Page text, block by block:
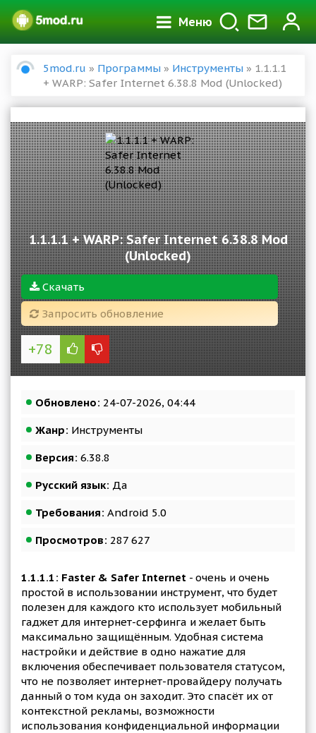
Меню
5mod.ru » Программы » Инструменты » 1.1.1.1
+ WARP: Safer Internet 6.38.8 Mod (Unlocked)
1.1.1.1 + WARP: Safer Internet 6.38.8 Mod
(Unlocked)
Скачать
Запросить обновление
+78
Обновлено: 24-07-2026, 04:44
Жанр: Инструменты
Версия: 6.38.8
Русский язык: Да
Требования: Android 5.0
Просмотров: 287 627
1.1.1.1: Faster & Safer Internet - очень и очень
простой в использовании инструмент, что будет
полезен для каждого кто использует мобильный
гаджет для интернет-серфинга и желает быть
максимально защищённым. Удобная система
настройки и действие в одно нажатие для
включения обеспечивает пользователя статусом,
что не позволяет интернет-провайдеру получать
данный о том куда он заходит. Это спасёт их от
контекстной рекламы, возможности
использования конфиденциальной информации